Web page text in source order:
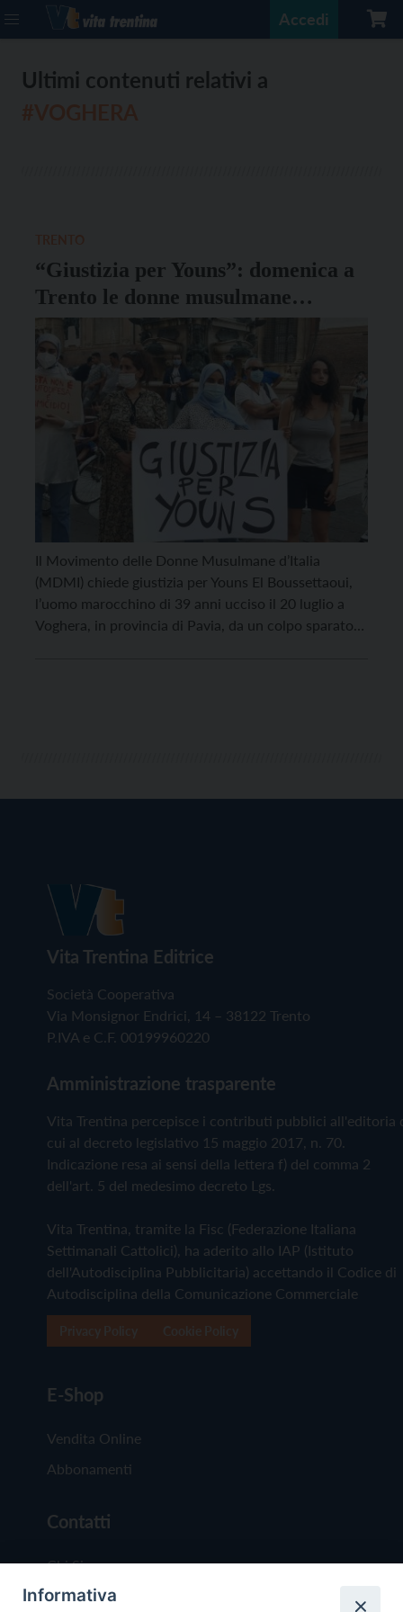
Accedi
Ultimi contenuti relativi a
“Giustizia per Youns”: domenica a
Trento le donne musulmane
chiedono giustizia per l’omicidio di
Voghera
Il Movimento delle Donne Musulmane d’Italia
(MDMI) chiede giustizia per Youns El Boussettaoui,
l’uomo marocchino di 39 anni ucciso il 20 luglio a
Voghera, in provincia di Pavia, da un colpo sparato
Vita Trentina Editrice
Società Cooperativa
Via Monsignor Endrici, 14 – 38122 Trento
P.IVA e C.F. 00199960220
Amministrazione trasparente
Vita Trentina percepisce i contributi pubblici all'editoria
cui al decreto legislativo 15 maggio 2017, n. 70.
Indicazione resa ai sensi della lettera f) del comma 2
dell'art. 5 del medesimo decreto Lgs.
Vita Trentina, tramite la Fisc (Federazione Italiana
Settimanali Cattolici), ha aderito allo IAP (Istituto
dell'Autodisciplina Pubblicitaria) accettando il Codice di
Autodisciplina della Comunicazione Commerciale
E-Shop
Vendita Online
Abbonamenti
Contatti
Chi Siamo
Redazione
Informativa